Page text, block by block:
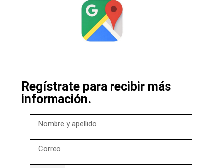
Regístrate para recibir más
información.